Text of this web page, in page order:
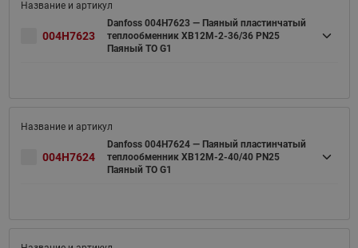
004H7623
Danfoss 004H7623 — Паяный пластинчатый
теплообменник XB12M-2-36/36 PN25
Паяный ТО G1
004H7624
Danfoss 004H7624 — Паяный пластинчатый
теплообменник XB12M-2-40/40 PN25
Паяный ТО G1